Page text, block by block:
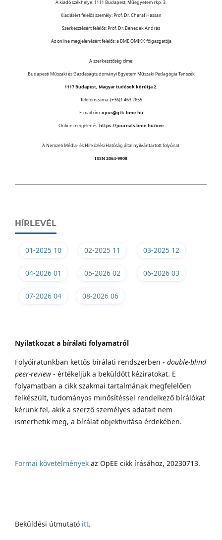
A kiadó székhelye: 1111 Budapest, Műegyetem rkp. 3.
Kiadásért felelős személy: Prof. Dr. Charaf Hassan
Szerkesztésért felelős: Prof. Dr. Benedek András
Az online megjelenésért felelős: a BME OMIKK főigazgatója
A szerkesztőség címe:
Budapesti Műszaki és Gazdaságtudományi Egyetem Műszaki Pedagógia Tanszék
1117 Budapest, Magyar tudósok körútja 2.
Telefonszáma: (+36)1 463 2655
E-mail cím:opus@gtk.bme.hu
Online megjelenés:https://journals.bme.hu/oee
A Nemzeti Média- és Hírközlési Hatóság által nyilvántartott folyóirat.
ISSN 2064-9908
HÍRLEVÉL
01-2025 10 02-2025 11 03-2025 12
04-2026 01 05-2026 02 06-2026 03
07-2026 04 08-2026 06
Nyilatkozat a bírálati folyamatról
Folyóiratunkban kettős bírálati rendszerben - double-blind
peer-review- értékeljük a beküldött kéziratokat. E
folyamatban a cikk szakmai tartalmának megfelelően
felkészült, tudományos minősítéssel rendelkező bírálókat
kérünk fel, akik a szerző személyes adatait nem
ismerhetik meg, a bírálat objektivitása érdekében.
Formai követelmények az OpEE cikk írásához, 20230713.
Beküldési útmutató itt.